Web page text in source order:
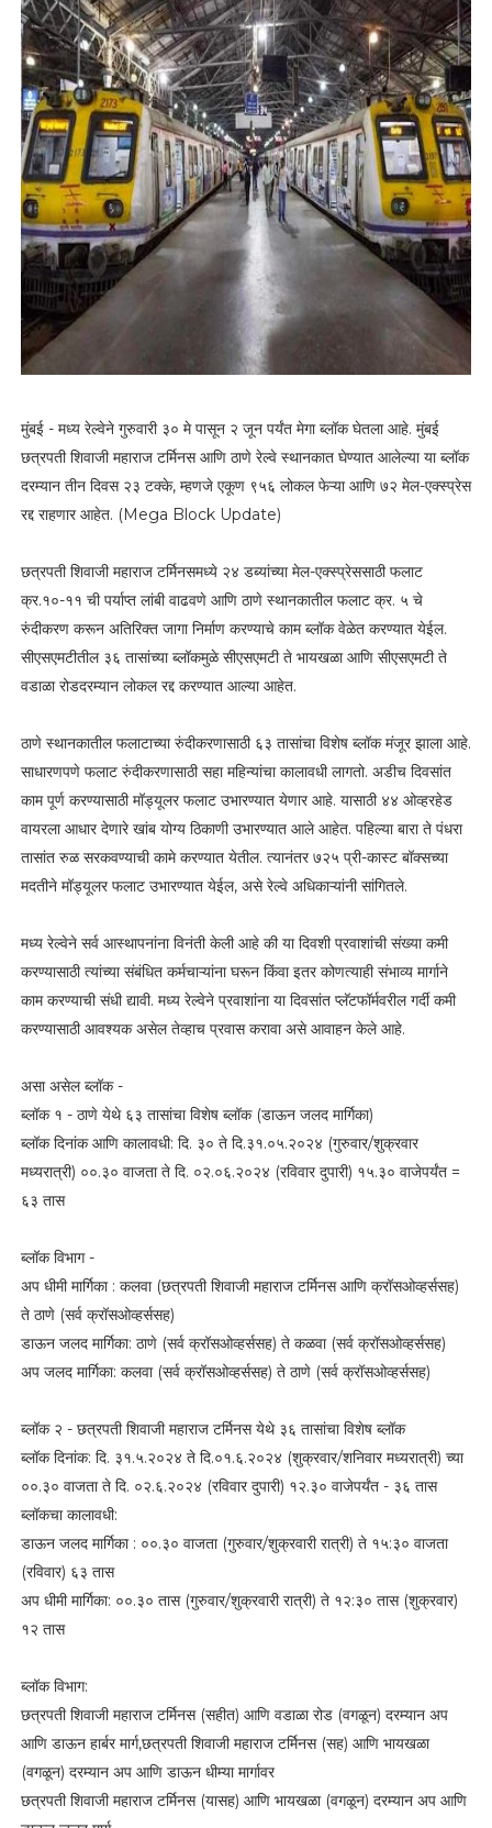
मुंबई - मध्य रेल्वेने गुरुवारी ३० मे पासून २ जून पर्यंत मेगा ब्लॉक घेतला आहे. मुंबई
छत्रपती शिवाजी महाराज टर्मिनस आणि ठाणे रेल्वे स्थानकात घेण्यात आलेल्या या ब्लॉक
दरम्यान तीन दिवस २३ टक्के, म्हणजे एकूण ९५६ लोकल फेऱ्या आणि ७२ मेल-एक्स्प्रेस
रद्द राहणार आहेत. (Mega Block Update)
छत्रपती शिवाजी महाराज टर्मिनसमध्ये २४ डब्यांच्या मेल-एक्स्प्रेससाठी फलाट
क्र.१०-११ ची पर्याप्त लांबी वाढवणे आणि ठाणे स्थानकातील फलाट क्र. ५ चे
रुंदीकरण करून अतिरिक्त जागा निर्माण करण्याचे काम ब्लॉक वेळेत करण्यात येईल.
सीएसएमटीतील ३६ तासांच्या ब्लॉकमुळे सीएसएमटी ते भायखळा आणि सीएसएमटी ते
वडाळा रोडदरम्यान लोकल रद्द करण्यात आल्या आहेत.
ठाणे स्थानकातील फलाटाच्या रुंदीकरणासाठी ६३ तासांचा विशेष ब्लॉक मंजूर झाला आहे.
साधारणपणे फलाट रुंदीकरणासाठी सहा महिन्यांचा कालावधी लागतो. अडीच दिवसांत
काम पूर्ण करण्यासाठी मॉड्यूलर फलाट उभारण्यात येणार आहे. यासाठी ४४ ओव्हरहेड
वायरला आधार देणारे खांब योग्य ठिकाणी उभारण्यात आले आहेत. पहिल्या बारा ते पंधरा
तासांत रुळ सरकवण्याची कामे करण्यात येतील. त्यानंतर ७२५ प्री-कास्ट बॉक्सच्या
मदतीने मॉड्यूलर फलाट उभारण्यात येईल, असे रेल्वे अधिकाऱ्यांनी सांगितले.
मध्य रेल्वेने सर्व आस्थापनांना विनंती केली आहे की या दिवशी प्रवाशांची संख्या कमी
करण्यासाठी त्यांच्या संबंधित कर्मचाऱ्यांना घरून किंवा इतर कोणत्याही संभाव्य मार्गाने
काम करण्याची संधी द्यावी. मध्य रेल्वेने प्रवाशांना या दिवसांत प्लॅटफॉर्मवरील गर्दी कमी
करण्यासाठी आवश्यक असेल तेव्हाच प्रवास करावा असे आवाहन केले आहे.
असा असेल ब्लॉक -
ब्लॉक १ - ठाणे येथे ६३ तासांचा विशेष ब्लॉक (डाऊन जलद मार्गिका)
ब्लॉक दिनांक आणि कालावधी: दि. ३० ते दि.३१.०५.२०२४ (गुरुवार/शुक्रवार
मध्यरात्री) ००.३० वाजता ते दि. ०२.०६.२०२४ (रविवार दुपारी) १५.३० वाजेपर्यंत =
६३ तास
ब्लॉक विभाग -
अप धीमी मार्गिका : कलवा (छत्रपती शिवाजी महाराज टर्मिनस आणि क्रॉसओव्हर्ससह)
ते ठाणे (सर्व क्रॉसओव्हर्ससह)
डाऊन जलद मार्गिका: ठाणे (सर्व क्रॉसओव्हर्ससह) ते कळवा (सर्व क्रॉसओव्हर्ससह)
अप जलद मार्गिका: कलवा (सर्व क्रॉसओव्हर्ससह) ते ठाणे (सर्व क्रॉसओव्हर्ससह)
ब्लॉक २ - छत्रपती शिवाजी महाराज टर्मिनस येथे ३६ तासांचा विशेष ब्लॉक
ब्लॉक दिनांक: दि. ३१.५.२०२४ ते दि.०१.६.२०२४ (शुक्रवार/शनिवार मध्यरात्री) च्या
००.३० वाजता ते दि. ०२.६.२०२४ (रविवार दुपारी) १२.३० वाजेपर्यंत - ३६ तास
ब्लॉकचा कालावधी:
डाऊन जलद मार्गिका : ००.३० वाजता (गुरुवार/शुक्रवारी रात्री) ते १५:३० वाजता
(रविवार) ६३ तास
अप धीमी मार्गिका: ००.३० तास (गुरुवार/शुक्रवारी रात्री) ते १२:३० तास (शुक्रवार)
१२ तास
ब्लॉक विभाग:
छत्रपती शिवाजी महाराज टर्मिनस (सहीत) आणि वडाळा रोड (वगळून) दरम्यान अप
आणि डाऊन हार्बर मार्ग,छत्रपती शिवाजी महाराज टर्मिनस (सह) आणि भायखळा
(वगळून) दरम्यान अप आणि डाऊन धीम्या मार्गावर
छत्रपती शिवाजी महाराज टर्मिनस (यासह) आणि भायखळा (वगळून) दरम्यान अप आणि